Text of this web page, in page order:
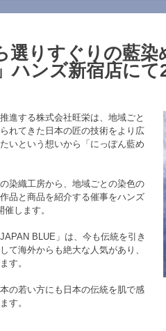
選りすぐりの藍
ハンズ新宿店にて
進する株式会社旺栄は、地域ごと
れてきた日本の匠の技術をより広
いという想いから「にっぽん藍め
染織工房から、地域ごとの染色の
品と商品を紹介する催事をハンズ
します。
BLUE」は、今も伝統を引き
て海外からも絶大な人気があり、
す。
の若い方にも日本の伝統を肌で感
す。